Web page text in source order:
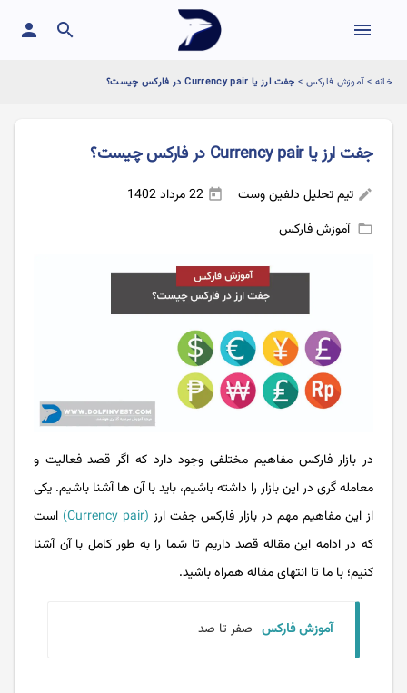
menu
search
person
خانه >آموزش فارکس > جفت ارز یا Currency pair در فارکس چیست؟
جفت ارز یا Currency pair در فارکس چیست؟
edit تیم تحلیل دلفین وست today
folder_open آموزش فارکس
در بازار فارکس مفاهیم مختلفی وجود دارد که اگر قصد فعالیت و
معامله گری در این بازار را داشته باشیم، باید با آن ها آشنا باشیم. یکی
از این مفاهیم مهم در بازار فارکس جفت ارز (Currency pair)
است
که در ادامه این مقاله قصد داریم تا شما را به طور کامل با آن آشنا
کنیم؛ با ما تا انتهای مقاله همراه باشید.
آموزش فارکس صفر تا صد